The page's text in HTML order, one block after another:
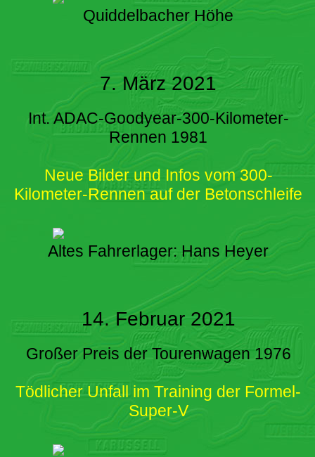
Quiddelbacher Höhe
7. März 2021
Int. ADAC-Goodyear-300-Kilometer-
Rennen 1981
Neue Bilder und Infos vom 300-
Kilometer-Rennen auf der Betonschleife
Altes Fahrerlager: Hans Heyer
14. Februar 2021
Großer Preis der Tourenwagen 1976
Tödlicher Unfall im Training der Formel-
Super-V